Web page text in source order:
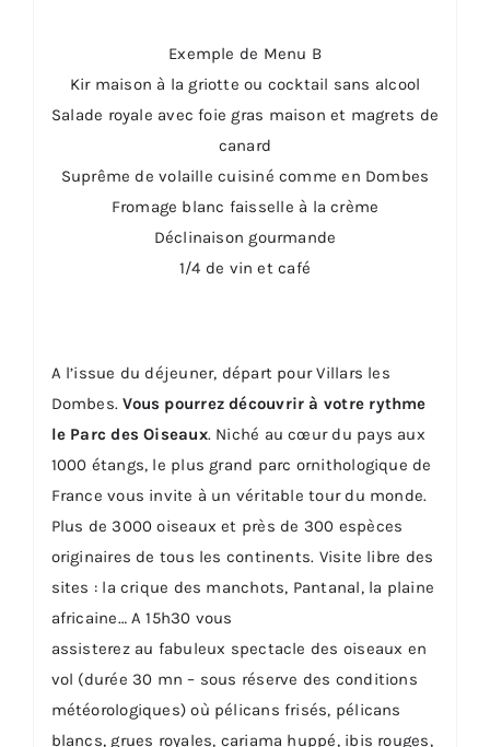
Exemple de Menu B
Kir maison à la griotte ou cocktail sans alcool
Salade royale avec foie gras maison et magrets de
canard
Suprême de volaille cuisiné comme en Dombes
Fromage blanc faisselle à la crème
Déclinaison gourmande
1/4 de vin et café
A l’issue du déjeuner, départ pour Villars les
Dombes.Vous pourrez découvrir à votre rythme
le Parc des Oiseaux. Niché au cœur du pays aux
1000 étangs, le plus grand parc ornithologique de
France vous invite à un véritable tour du monde.
Plus de 3000 oiseaux et près de 300 espèces
originaires de tous les continents. Visite libre des
sites : la crique des manchots, Pantanal, la plaine
africaine… A 15h30 vous
assisterez au fabuleux spectacle des oiseaux en
vol (durée 30 mn – sous réserve des conditions
météorologiques) où pélicans frisés, pélicans
blancs, grues royales, cariama huppé, ibis rouges,